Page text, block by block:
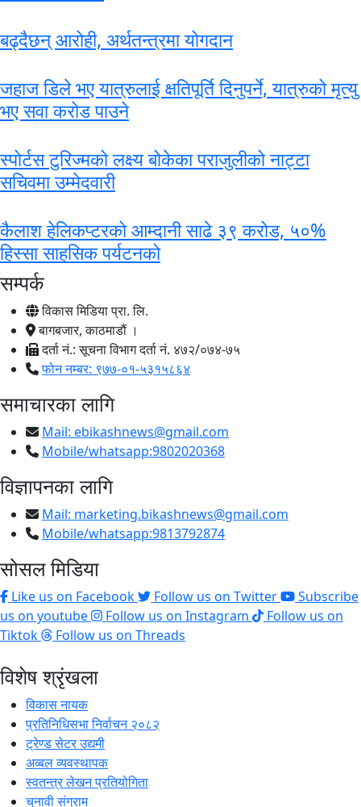
बढ्दैछन् आरोही, अर्थतन्त्रमा योगदान
जहाज डिले भए यात्रुलाई क्षतिपूर्ति दिनुपर्ने, यात्रुको मृत्यु
भए सवा करोड पाउने
स्पोर्टस टुरिज्मको लक्ष्य बोकेका पराजुलीको नाट्टा
सचिवमा उम्मेदवारी
कैलाश हेलिकप्टरको आम्दानी साढे ३९ करोड, ५०%
हिस्सा साहसिक पर्यटनको
सम्पर्क
विकास मिडिया प्रा. लि.
बागबजार, काठमाडौं ।
दर्ता नं.: सूचना विभाग दर्ता नं. ४७२/०७४-७५
फोन नम्बर: ९७७-०१-५३१५८६४
समाचारका लागि
Mail: ebikashnews@gmail.com
Mobile/whatsapp:9802020368
विज्ञापनका लागि
Mail: marketing.bikashnews@gmail.com
Mobile/whatsapp:9813792874
सोसल मिडिया
Like us on Facebook Follow us on Twitter
Subscribe
us on youtube
Follow us on Instagram
Follow us on
Tiktok
Follow us on Threads
विशेष श्रृंखला
विकास नायक
प्रतिनिधिसभा निर्वाचन २०८२
ट्रेण्ड सेटर उद्यमी
अव्बल व्यवस्थापक
स्वतन्त्र लेखन प्रतियोगिता
चुनावी संग्राम